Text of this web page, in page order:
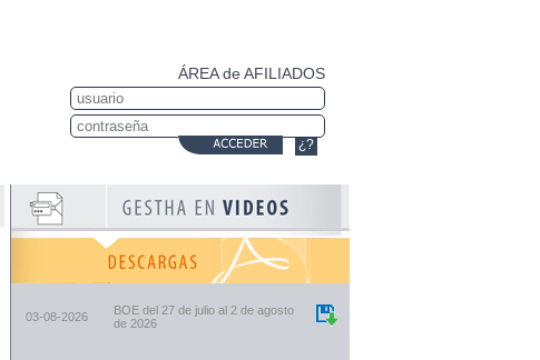
ÁREA de AFILIADOS
¿?
03-08-2026
BOE del 27 de julio al 2 de agosto
de 2026